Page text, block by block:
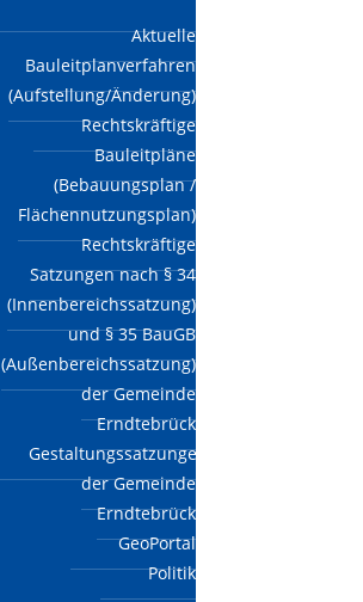
Aktuelle
Bauleitplanverfahren
(Aufstellung/Änderung)
Rechtskräftige
Bauleitpläne
(Bebauungsplan /
Flächennutzungsplan)
Rechtskräftige
Satzungen nach § 34
(Innenbereichssatzung)
und § 35 BauGB
(Außenbereichssatzung)
der Gemeinde
Erndtebrück
Gestaltungssatzungen
der Gemeinde
Erndtebrück
GeoPortal
Politik